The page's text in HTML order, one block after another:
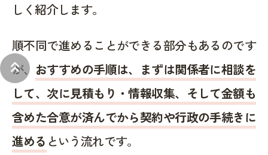
keyboard_double_arrow_up
しく紹介します。
順不同で進めることができる部分もあるのです
が、 おすすめの手順は、まずは関係者に相談を
して、次に見積もり・情報収集、そして金額も
含めた合意が済んでから契約や行政の手続きに
進める という流れです。